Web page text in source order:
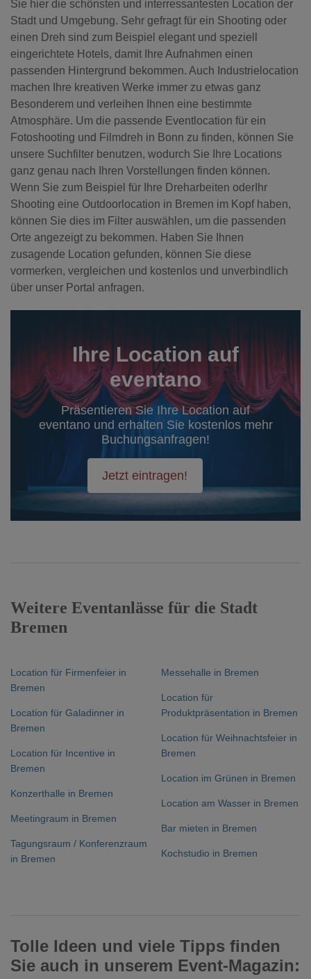
Sie hier die schönsten und interressantesten Location der
Stadt und Umgebung. Sehr gefragt für ein Shooting oder
einen Dreh sind zum Beispiel elegant und speziell
eingerichtete Hotels, damit Ihre Aufnahmen einen
passenden Hintergrund bekommen. Auch Industrielocation
machen Ihre kreativen Werke immer zu etwas ganz
Besonderem und verleihen Ihnen eine bestimmte
Atmosphäre. Um die passende Eventlocation für ein
Fotoshooting und Filmdreh in Bonn zu finden, können Sie
unsere Suchfilter benutzen, wodurch Sie Ihre Locations
ganz genau nach Ihren Vorstellungen finden können.
Wenn Sie zum Beispiel für Ihre Dreharbeiten oderIhr
Shooting eine Outdoorlocation in Bremen im Kopf haben,
können Sie dies im Filter auswählen, um die passenden
Orte angezeigt zu bekommen. Haben Sie Ihnen
zusagende Location gefunden, können Sie diese
vormerken, vergleichen und kostenlos und unverbindlich
über unser Portal anfragen.
Ihre Location auf
eventano
Präsentieren Sie Ihre Location auf
eventano und erhalten Sie kostenlos mehr
Buchungsanfragen!
Jetzt eintragen!
Weitere Eventanlässe für die Stadt
Bremen
Location für Firmenfeier in
Bremen
Location für Galadinner in
Bremen
Location für Incentive in
Bremen
Konzerthalle in Bremen
Meetingraum in Bremen
Tagungsraum / Konferenzraum
in Bremen
Messehalle in Bremen
Location für
Produktpräsentation in Bremen
Location für Weihnachtsfeier in
Bremen
Location im Grünen in Bremen
Location am Wasser in Bremen
Bar mieten in Bremen
Kochstudio in Bremen
Tolle Ideen und viele Tipps finden
Sie auch in unserem Event-Magazin: